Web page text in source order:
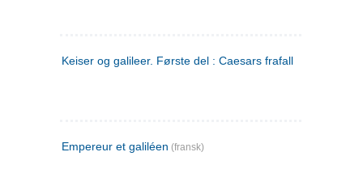
Keiser og galileer. Første del : Caesars frafall
Empereur et galiléen (fransk)